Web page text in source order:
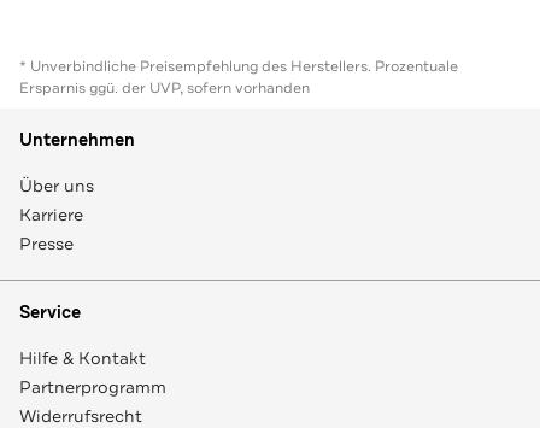
* Unverbindliche Preisempfehlung des Herstellers. Prozentuale
Ersparnis ggü. der UVP, sofern vorhanden
Unternehmen
Über uns
Karriere
Presse
Service
Hilfe & Kontakt
Partnerprogramm
Widerrufsrecht